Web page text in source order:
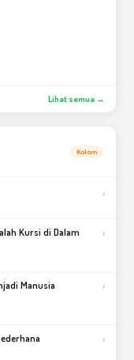
Lihat semua →
Kolom
›
Kursi di Dalam
›
Manusia
›
›